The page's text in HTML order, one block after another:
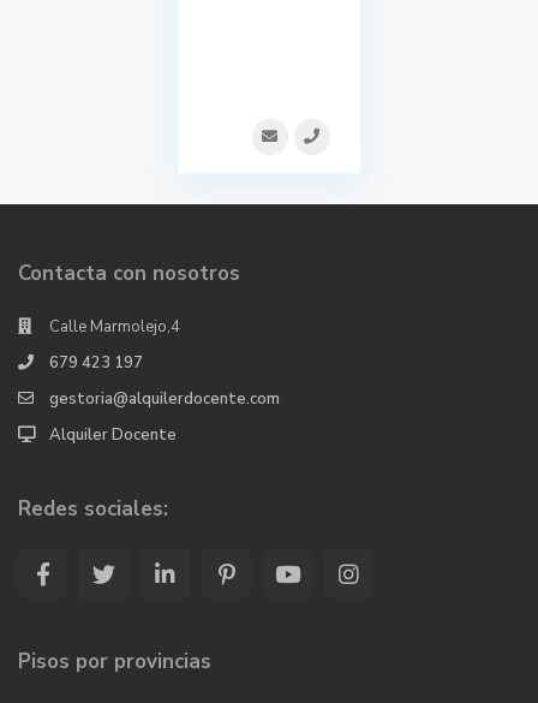
Contacta con nosotros
Calle Marmolejo,4
679 423 197
gestoria@alquilerdocente.com
Alquiler Docente
Redes sociales:
Pisos por provincias